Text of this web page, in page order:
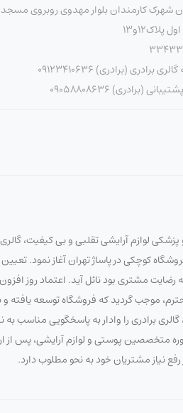
شهرک کارمندان بلوار مهدوی روبروی
(برادری) 09123410636
(برادری) 09058808636
لوازم آرایشی تقلبی و بی کیفیت،
آرایشی و بهداشتی، فعالیت خود را در تاریخ 1373/7/20 با تاسیس فروشگاه کوچکی
مشتری بود نائل آید. اعتماد روز افزون
موجب گردید که فروشگاه توسعه
برادری را وادار به پاسخگویی مناسب
متخصصین پوستی و لوازم آرایشی، پس
نیاز مشتریان خود به نحو مطلوب دارد.